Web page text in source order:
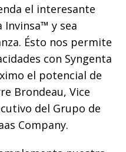
el interesante
y sea
Ésto nos permite
con Syngenta
el potencial de
Brondeau, Vice
del Grupo de
Company.